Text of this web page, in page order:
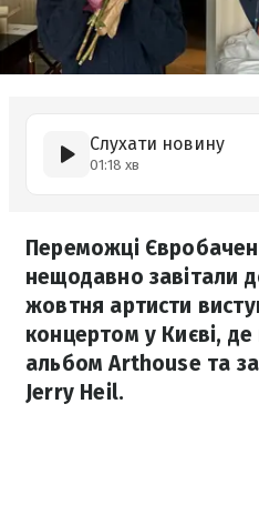
Слухати новину
01:18 хв
Переможці
нещодавно завітали
жовтня артисти
концертом у Києві,
альбом Arthouse та
Jerry Heil.